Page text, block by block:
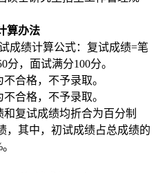
算办法
绩计算公式：复试成绩=笔
，面试满分100分。
合格，不予录取。
合格，不予录取。
复试成绩均折合为百分制
，其中，初试成绩占总成绩的